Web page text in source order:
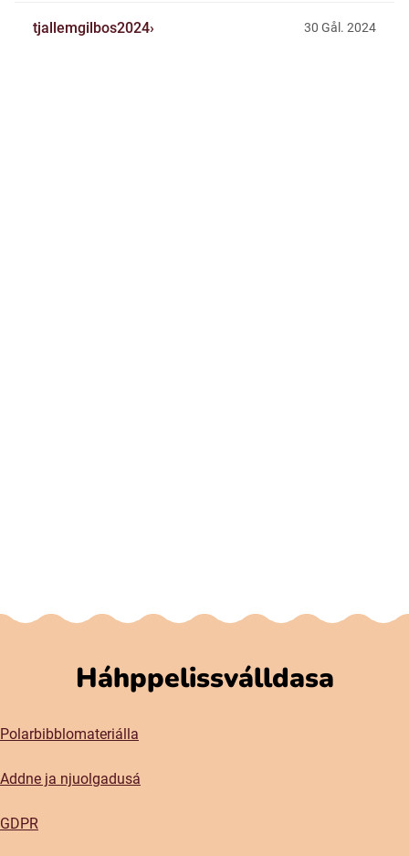
tjallemgilbos2024 30 Gål. 2024
Háhppelissválldasa
Polarbibblomateriálla
Addne ja njuolgadusá
GDPR